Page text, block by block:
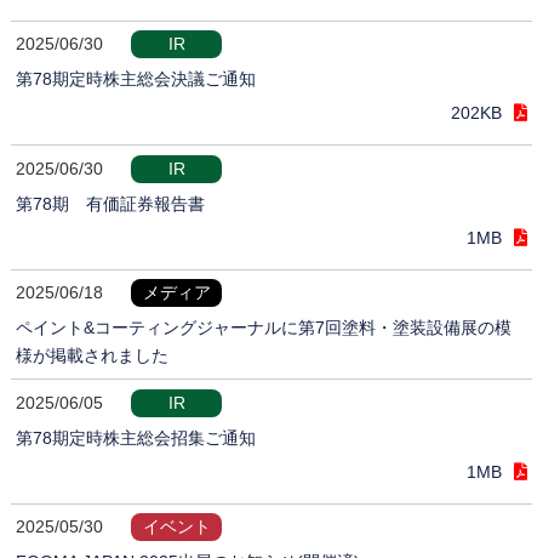
2025/06/30
IR
第78期定時株主総会決議ご通知
202KB
2025/06/30
IR
第78期 有価証券報告書
1MB
2025/06/18
メディア
ペイント&コーティングジャーナルに第7回塗料・塗装設備展の模
様が掲載されました
2025/06/05
IR
第78期定時株主総会招集ご通知
1MB
2025/05/30
イベント